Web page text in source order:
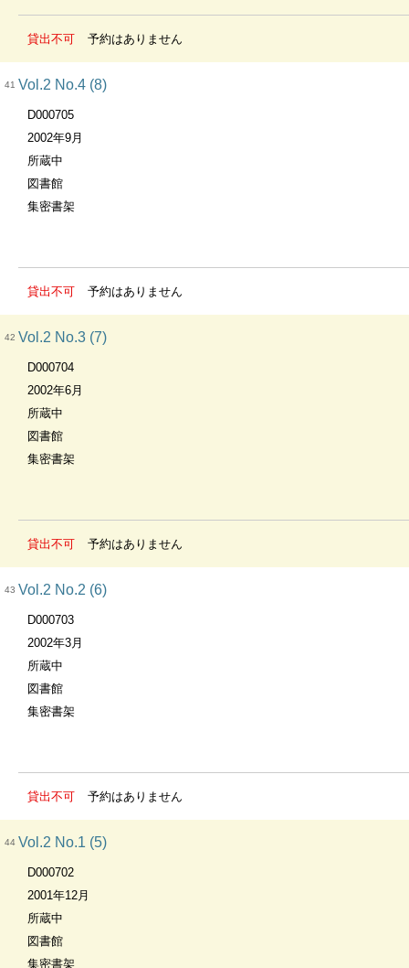
貸出不可 予約はありません
41 Vol.2 No.4 (8)
D000705
2002年9月
所蔵中
図書館
集密書架
貸出不可 予約はありません
42 Vol.2 No.3 (7)
D000704
2002年6月
所蔵中
図書館
集密書架
貸出不可 予約はありません
43 Vol.2 No.2 (6)
D000703
2002年3月
所蔵中
図書館
集密書架
貸出不可 予約はありません
44 Vol.2 No.1 (5)
D000702
2001年12月
所蔵中
図書館
集密書架